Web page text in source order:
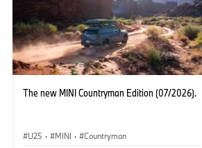
The new MINI Countryman Edition (07/2026).
U25 · MINI · Countryman